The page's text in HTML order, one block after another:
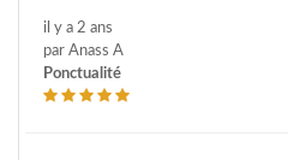
il y a 2 ans
par Anass A
Ponctualité